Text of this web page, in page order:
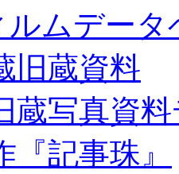
ルムデータ
旧蔵資料
蔵写真資
『記事珠』